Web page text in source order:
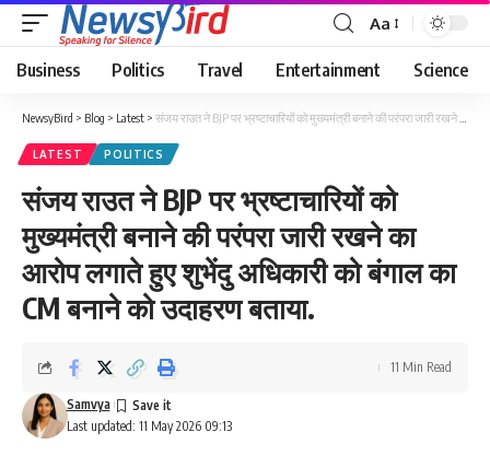
Aa
Business Politics Travel Entertainment Science
NewsyBird > Blog > Latest > संजय राउत ने BJP पर भ्रष्टाचारियों को मुख्यमंत्री बनाने की परंपरा जारी रखने का आरोप लगाते हुए शुभेंदु अधिकारी को बंगाल का CM बनाने को उदाहरण बताया.
LATEST POLITICS
संजय राउत ने BJP पर भ्रष्टाचारियों को
मुख्यमंत्री बनाने की परंपरा जारी रखने का
आरोप लगाते हुए शुभेंदु अधिकारी को बंगाल का
CM बनाने को उदाहरण बताया.
Last updated: 11 May 2026 09:13
Samvya
11 Min Read